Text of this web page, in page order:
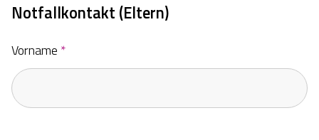
Notfallkontakt (Eltern)
Vorname *